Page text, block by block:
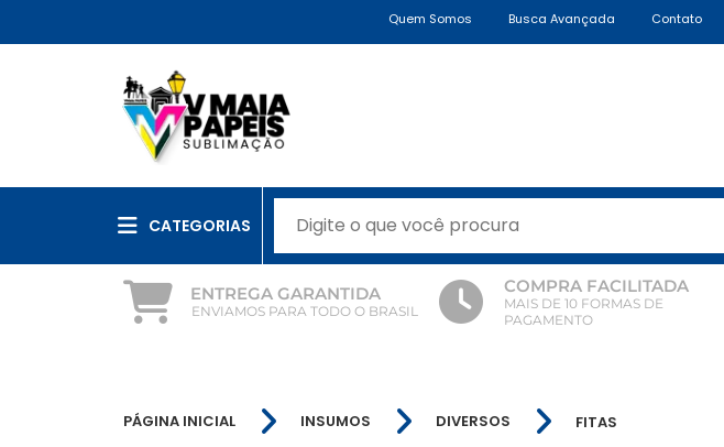
Quem Somos Busca Avançada Contato
CATEGORIAS
ENTREGA GARANTIDA
ENVIAMOS PARA TODO O BRASIL
COMPRA FACILITADA
MAIS DE 10 FORMAS DE
PAGAMENTO
PÁGINA INICIAL INSUMOS DIVERSOS FITAS